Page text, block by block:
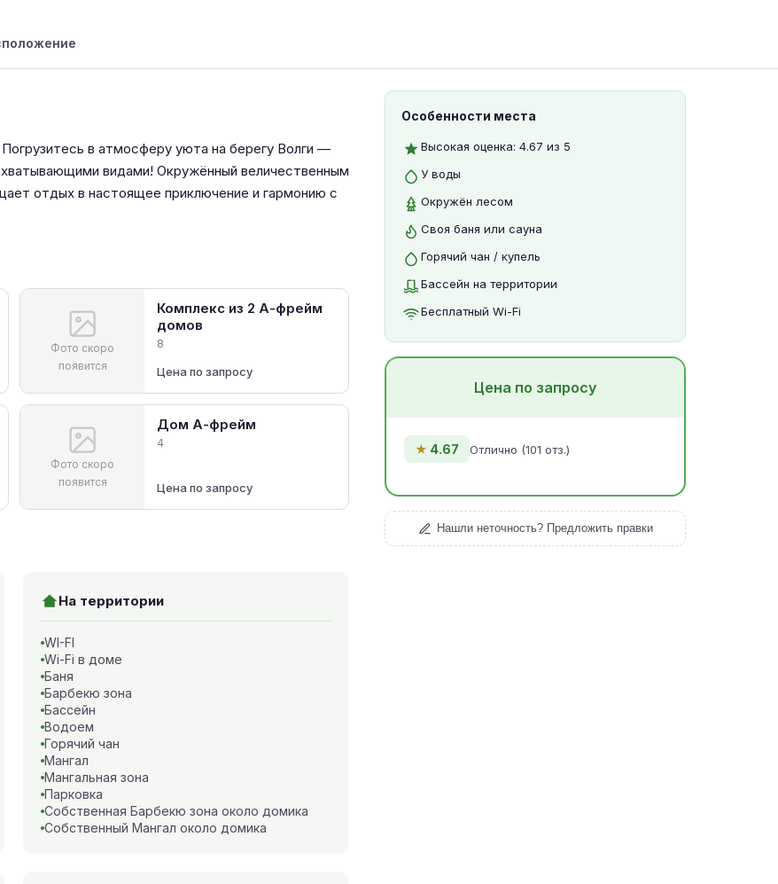
в атмосферу уюта на берегу Волги —
видами! Окружённый величественным
отдых в настоящее приключение и гармонию с
Фото скоро
появится
Комплекс из 2 А-фрейм
домов
8
Цена по запросу
Фото скоро
появится
Дом А-фрейм
4
Цена по запросу
На территории
WI-FI
Wi-Fi в доме
Баня
Барбекю зона
Бассейн
Водоем
Горячий чан
Мангал
Мангальная зона
Парковка
Собственная Барбекю зона около домика
Собственный Мангал около домика
Особенности места
Высокая оценка: 4.67 из 5
У воды
Окружён лесом
Своя баня или сауна
Горячий чан / купель
Бассейн на территории
Бесплатный Wi-Fi
Цена по запросу
★ 4.67 Отлично (101 отз.)
Нашли неточность? Предложить правки